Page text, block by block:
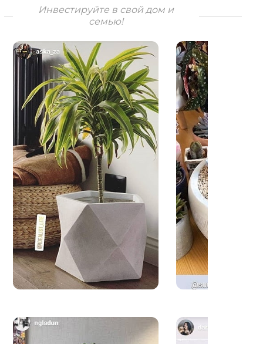
Инвестируйте в свой дом и
семью!